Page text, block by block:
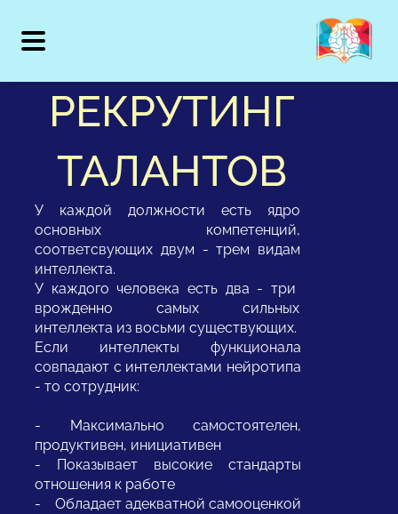
РЕКРУТИНГ
ТАЛАНТОВ
У каждой должности есть ядро
основных компетенций,
соответсвующих двум - трем видам
интеллекта.
У каждого человека есть два - три
врожденно самых сильных
интеллекта из восьми существующих.
Если интеллекты функционала
совпадают с интеллектами нейротипа
- то сотрудник:
- Максимально самостоятелен,
продуктивен, инициативен
- Показывает высокие стандарты
отношения к работе
- Обладает адекватной самооценкой